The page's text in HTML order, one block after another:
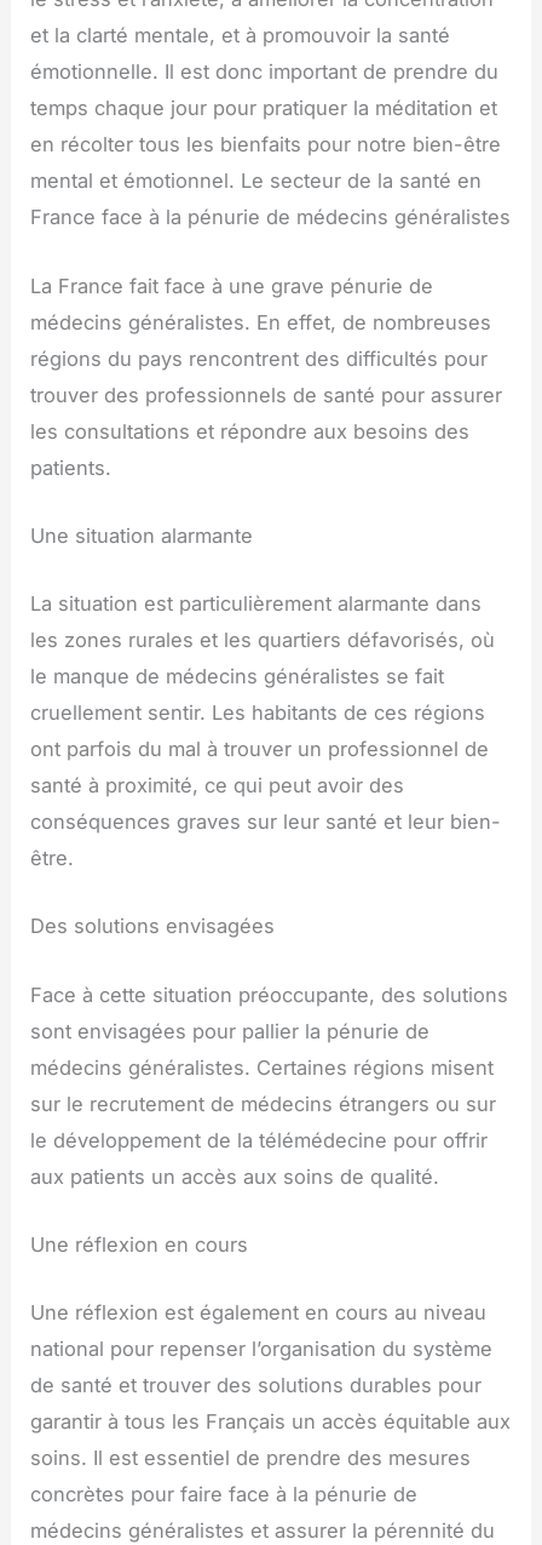
et la clarté mentale, et à promouvoir la santé
émotionnelle. Il est donc important de prendre du
temps chaque jour pour pratiquer la méditation et
en récolter tous les bienfaits pour notre bien-être
mental et émotionnel. Le secteur de la santé en
France face à la pénurie de médecins généralistes
La France fait face à une grave pénurie de
médecins généralistes. En effet, de nombreuses
régions du pays rencontrent des difficultés pour
trouver des professionnels de santé pour assurer
les consultations et répondre aux besoins des
patients.
Une situation alarmante
La situation est particulièrement alarmante dans
les zones rurales et les quartiers défavorisés, où
le manque de médecins généralistes se fait
cruellement sentir. Les habitants de ces régions
ont parfois du mal à trouver un professionnel de
santé à proximité, ce qui peut avoir des
conséquences graves sur leur santé et leur bien-
être.
Des solutions envisagées
Face à cette situation préoccupante, des solutions
sont envisagées pour pallier la pénurie de
médecins généralistes. Certaines régions misent
sur le recrutement de médecins étrangers ou sur
le développement de la télémédecine pour offrir
aux patients un accès aux soins de qualité.
Une réflexion en cours
Une réflexion est également en cours au niveau
national pour repenser l’organisation du système
de santé et trouver des solutions durables pour
garantir à tous les Français un accès équitable aux
soins. Il est essentiel de prendre des mesures
concrètes pour faire face à la pénurie de
médecins généralistes et assurer la pérennité du